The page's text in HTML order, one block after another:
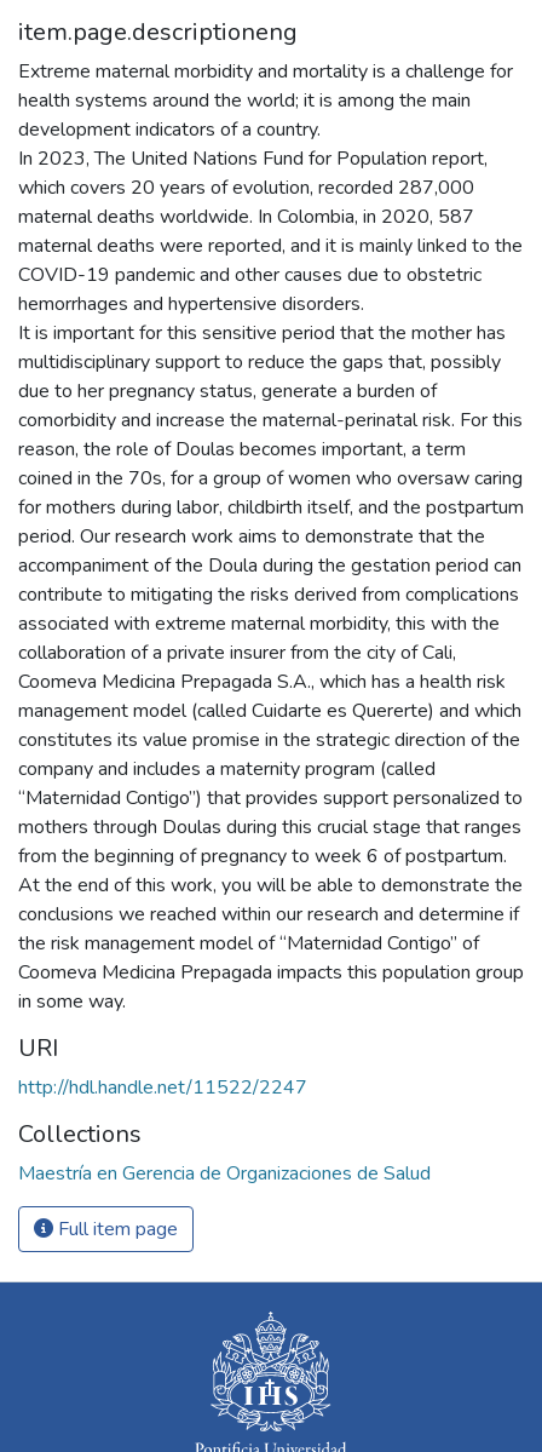
item.page.descriptioneng
Extreme maternal morbidity and mortality is a challenge for
health systems around the world; it is among the main
development indicators of a country.
In 2023, The United Nations Fund for Population report,
which covers 20 years of evolution, recorded 287,000
maternal deaths worldwide. In Colombia, in 2020, 587
maternal deaths were reported, and it is mainly linked to the
COVID-19 pandemic and other causes due to obstetric
hemorrhages and hypertensive disorders.
It is important for this sensitive period that the mother has
multidisciplinary support to reduce the gaps that, possibly
due to her pregnancy status, generate a burden of
comorbidity and increase the maternal-perinatal risk. For this
reason, the role of Doulas becomes important, a term
coined in the 70s, for a group of women who oversaw caring
for mothers during labor, childbirth itself, and the postpartum
period. Our research work aims to demonstrate that the
accompaniment of the Doula during the gestation period can
contribute to mitigating the risks derived from complications
associated with extreme maternal morbidity, this with the
collaboration of a private insurer from the city of Cali,
Coomeva Medicina Prepagada S.A., which has a health risk
management model (called Cuidarte es Quererte) and which
constitutes its value promise in the strategic direction of the
company and includes a maternity program (called
“Maternidad Contigo”) that provides support personalized to
mothers through Doulas during this crucial stage that ranges
from the beginning of pregnancy to week 6 of postpartum.
At the end of this work, you will be able to demonstrate the
conclusions we reached within our research and determine if
the risk management model of “Maternidad Contigo” of
Coomeva Medicina Prepagada impacts this population group
in some way.
URI
http://hdl.handle.net/11522/2247
Collections
Maestría en Gerencia de Organizaciones de Salud
Full item page